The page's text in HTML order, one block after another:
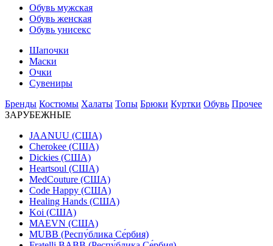
Обувь мужская
Обувь женская
Обувь унисекс
Шапочки
Маски
Очки
Сувениры
Бренды Костюмы Халаты Топы Брюки Куртки Обувь Прочее
ЗАРУБЕЖНЫЕ
JAANUU (США)
Cherokee (США)
Dickies (США)
Heartsoul (США)
MedCouture (США)
Code Happy (США)
Healing Hands (США)
Koi (США)
MAEVN (США)
MUBB (Респу́блика Се́рбия)